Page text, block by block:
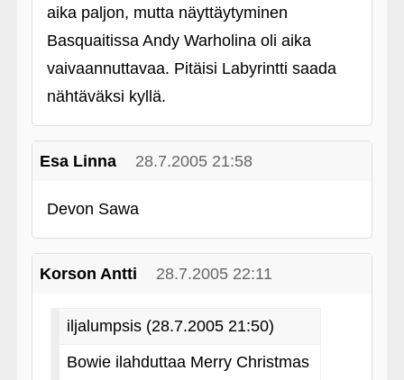
aika paljon, mutta näyttäytyminen
Basquaitissa Andy Warholina oli aika
vaivaannuttavaa. Pitäisi Labyrintti saada
nähtäväksi kyllä.
Esa Linna 28.7.2005 21:58
Devon Sawa
Korson Antti 28.7.2005 22:11
iljalumpsis (28.7.2005 21:50)
Bowie ilahduttaa Merry Christmas